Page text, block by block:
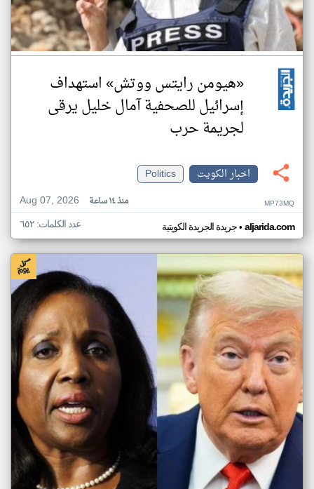
«هيومن رايتس ووتش» استهداف
إسرائيل للصحفية آمال خليل يرقى
لجريمة حرب
اخبار الكويت
Politics
Aug 07, 2026
منذ ١٤ ساعة MP73MQ
جريدة الجريدة الكويتية• aljarida.com عدد الكلمات: ٦٥٢